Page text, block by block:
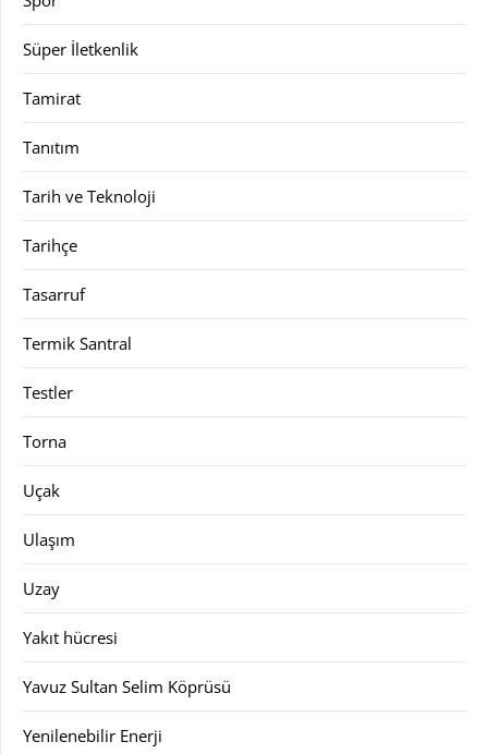
Süper İletkenlik
Tamirat
Tanıtım
Tarih ve Teknoloji
Tarihçe
Tasarruf
Termik Santral
Testler
Torna
Uçak
Ulaşım
Uzay
Yakıt hücresi
Yavuz Sultan Selim Köprüsü
Yenilenebilir Enerji